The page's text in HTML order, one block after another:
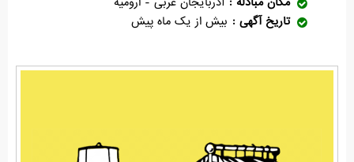
تاریخ آگهی
بیش از یک ماه پیش